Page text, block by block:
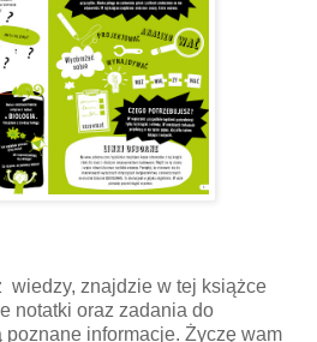
wiedzy, znajdzie w tej książce
notatki oraz zadania do
informacje. Życzę wam